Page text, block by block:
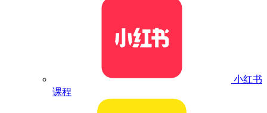
小红书
课程